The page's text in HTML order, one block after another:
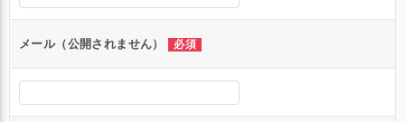
ョ
ンメール（公開されません） 必須